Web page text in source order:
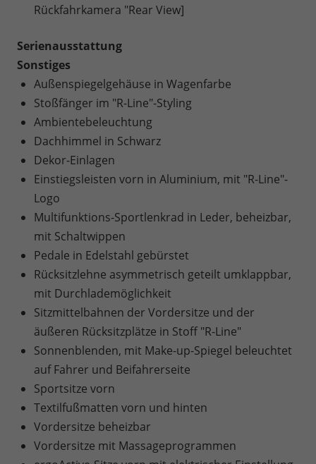
Rückfahrkamera "Rear View]
Serienausstattung
Sonstiges
Außenspiegelgehäuse in Wagenfarbe
Stoßfänger im "R-Line"-Styling
Ambientebeleuchtung
Dachhimmel in Schwarz
Dekor-Einlagen
Einstiegsleisten vorn in Aluminium, mit "R-Line"-
Logo
Multifunktions-Sportlenkrad in Leder, beheizbar,
mit Schaltwippen
Pedale in Edelstahl gebürstet
Rücksitzlehne asymmetrisch geteilt umklappbar,
mit Durchlademöglichkeit
Sitzmittelbahnen der Vordersitze und der
äußeren Rücksitzplätze in Stoff "R-Line"
Sonnenblenden, mit Make-up-Spiegel beleuchtet
auf Fahrer und Beifahrerseite
Sportsitze vorn
Textilfußmatten vorn und hinten
Vordersitze beheizbar
Vordersitze mit Massageprogrammen